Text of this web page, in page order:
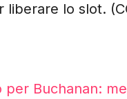
lo slot.
per Buchanan: